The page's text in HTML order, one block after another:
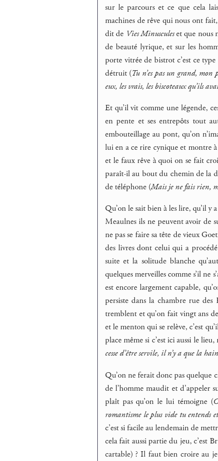
sur le parcours et ce que cela
machines de rêve qui nous ont
dit de Vies Minusculeset que nous
de beauté lyrique, et sur les
porte vitrée de bistrot c’est ce
détruit (Tu n’es pas un grand, mon
eux, les vrais, les biscoteaux qu’ils
Et qu’il vit comme une légende,
en pente et ses entrepôts tout
embouteillage au pont, qu’on
lui en a ce rire cynique et montre à
et le faux rêve à quoi on se fait
paraît-il au bout du chemin de la
de téléphone (Mais je ne fais rien,
Qu’on le sait bien à les lire, qu’il
Meaulnes ils ne peuvent avoir de
ne pas se faire sa tête de vieux
des livres dont celui qui a
suite et la solitude blanche
quelques merveilles comme s’il ne
est encore largement capable,
persiste dans la chambre rue
tremblent et qu’on fait vingt ans
et le menton qui se relève, c’est
place même si c’est ici aussi le
cesse d’être servile, il n’y a que la
Qu’on ne ferait donc pas quelque
de l’homme maudit et d’appeler
plaît pas qu’on le lui témoigne (
romantisme le plus vide tu entends
c’est si facile au lendemain de
cela fait aussi partie du jeu, c’est
cartable) ? Il faut bien croire au